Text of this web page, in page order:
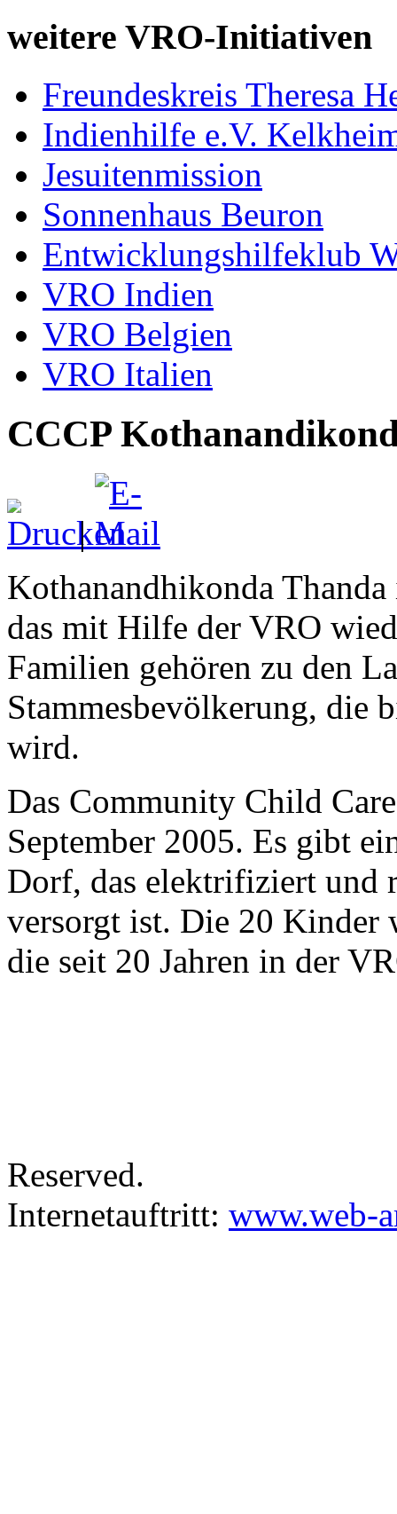
weitere VRO-Initiativen
Freundeskreis Theresa
Indienhilfe e.V.
Jesuitenmission
Sonnenhaus Beuron
Entwicklungshilfeklub
VRO Indien
VRO Belgien
VRO Italien
CCCP
|
Kothanandhikonda
das mit Hilfe der VRO
Familien gehören zu den
Stammesbevölkerung, die
wird.
Das Community Child
September 2005. Es gibt
Dorf, das elektrifiziert und
versorgt ist. Die 20 Kinder
die seit 20 Jahren in der
Reserved.
Internetauftritt: www.web-